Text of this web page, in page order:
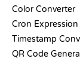
Color Converter
Cron Expression
QR Code